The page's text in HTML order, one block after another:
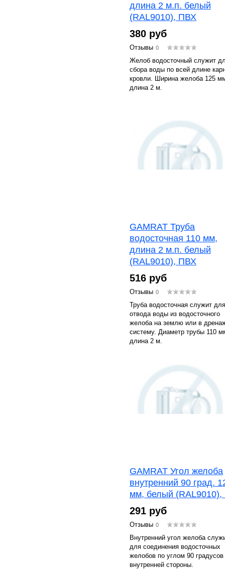
длина 2 м.п. белый
(RAL9010), ПВХ
380 руб
Отзывы 0
Желоб водосточный служит
сбора воды по всей длине
кровли. Ширина желоба 125
длина 2 м.
GAMRAT Труба
водосточная 110 мм,
длина 2 м.п. белый
(RAL9010), ПВХ
516 руб
Отзывы 0
Труба водосточная служит для
отвода воды из водосточного
желоба на землю или в
систему. Диаметр трубы 110
длина 2 м.
GAMRAT Угол желоба
внутренний 90 град.
мм, белый
291 руб
Отзывы 0
Внутренний угол желоба
для соединения водосточных
желобов по углом 90 градусов
внутренней стороны.